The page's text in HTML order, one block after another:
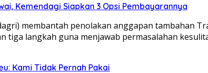
Kemendagi Siapkan 3 Opsi Pembayarannya
membantah penolakan anggapan tambahan
tiga langkah guna menjawab permasalahan
Kami Tidak Pernah Pakai